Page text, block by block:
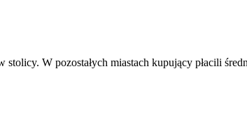
W pozostałych miastach kupujący płacili